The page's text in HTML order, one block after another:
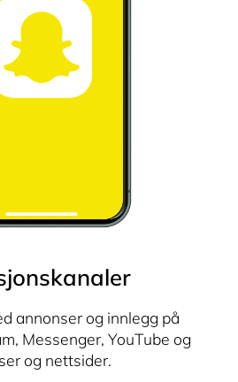
annonser og innlegg på
Messenger, YouTube og
og nettsider.